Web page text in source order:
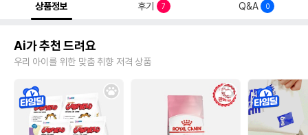
상품정보 후기 7 Q&A 0
Ai가 추천 드려요
우리 아이를 위한 맞춤 취향 저격 상품